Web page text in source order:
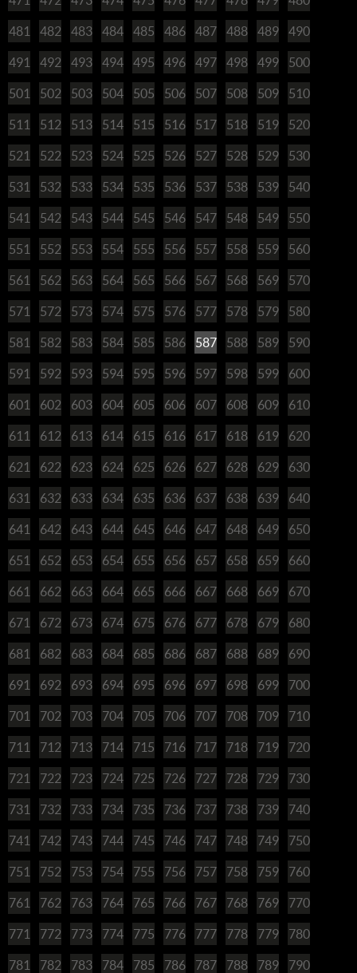
481 482 483 484 485 486 487 488 489 490
491 492 493 494 495 496 497 498 499 500
501 502 503 504 505 506 507 508 509 510
511 512 513 514 515 516 517 518 519 520
521 522 523 524 525 526 527 528 529 530
531 532 533 534 535 536 537 538 539 540
541 542 543 544 545 546 547 548 549 550
551 552 553 554 555 556 557 558 559 560
561 562 563 564 565 566 567 568 569 570
571 572 573 574 575 576 577 578 579 580
581 582 583 584 585 586 587 588 589 590
591 592 593 594 595 596 597 598 599 600
601 602 603 604 605 606 607 608 609 610
611 612 613 614 615 616 617 618 619 620
621 622 623 624 625 626 627 628 629 630
631 632 633 634 635 636 637 638 639 640
641 642 643 644 645 646 647 648 649 650
651 652 653 654 655 656 657 658 659 660
661 662 663 664 665 666 667 668 669 670
671 672 673 674 675 676 677 678 679 680
681 682 683 684 685 686 687 688 689 690
691 692 693 694 695 696 697 698 699 700
701 702 703 704 705 706 707 708 709 710
711 712 713 714 715 716 717 718 719 720
721 722 723 724 725 726 727 728 729 730
731 732 733 734 735 736 737 738 739 740
741 742 743 744 745 746 747 748 749 750
751 752 753 754 755 756 757 758 759 760
761 762 763 764 765 766 767 768 769 770
771 772 773 774 775 776 777 778 779 780
781 782 783 784 785 786 787 788 789 790